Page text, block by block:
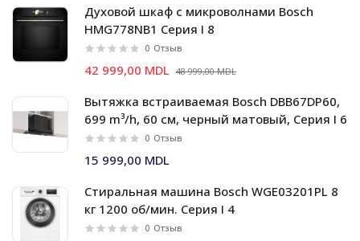
Духовой шкаф c микроволнами Bosch
HMG778NB1 Серия I 8
0 Отзыв
42 999,00 MDL 48 999,00 MDL
Вытяжка встраиваемая Bosch DBB67DP60,
699 m³/h, 60 см, черный матовый, Серия I 6
0 Отзыв
15 999,00 MDL
Стиральная машина Bosch WGE03201PL 8
кг 1200 об/мин. Серия I 4
0 Отзыв